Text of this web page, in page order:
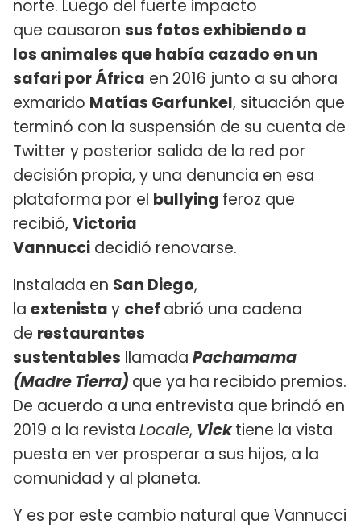
norte. Luego del fuerte impacto
que causaron sus fotos exhibiendo a
los animales que había cazado en un
safari por África en 2016 junto a su ahora
exmarido Matías Garfunkel, situación que
terminó con la suspensión de su cuenta de
Twitter y posterior salida de la red por
decisión propia, y una denuncia en esa
plataforma por el bullying feroz que
recibió, Victoria
Vannucci decidió renovarse.
Instalada en San Diego,
la extenistay chef abrió una cadena
de restaurantes
sustentables llamada Pachamama
(Madre Tierra) que ya ha recibido premios.
De acuerdo a una entrevista que brindó en
2019 a la revista Locale, Vicktiene la vista
puesta en ver prosperar a sus hijos, a la
comunidad y al planeta.
Y es por este cambio natural que Vannucci